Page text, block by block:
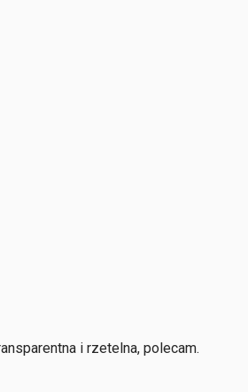
i rzetelna, polecam.